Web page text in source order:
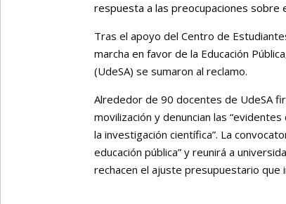
respuesta a las preocupaciones sobre
Tras el apoyo del Centro de
marcha en favor de la Educación
(UdeSA) se sumaron al reclamo.
Alrededor de 90 docentes de UdeSA
movilización y denuncian las
la investigación científica”. La
educación pública” y reunirá a
rechacen el ajuste presupuestario que